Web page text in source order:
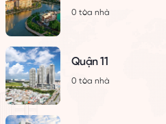
0 tòa nhà
Quận 11
0 tòa nhà